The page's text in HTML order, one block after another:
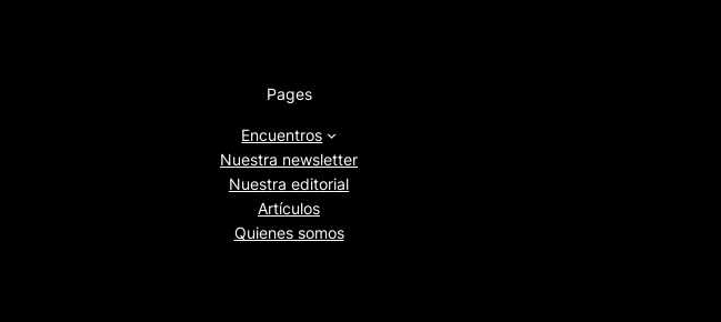
Pages
Encuentros
Nuestra newsletter
Nuestra editorial
Artículos
Quienes somos